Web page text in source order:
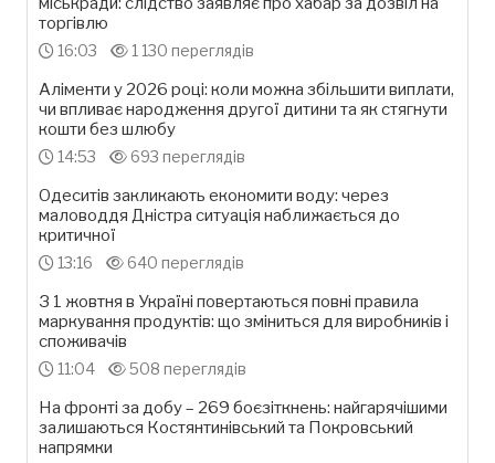
торгівлю
16:03 1 130 переглядів
Аліменти у 2026 році: коли можна збільшити виплати,
чи впливає народження другої дитини та як стягнути
кошти без шлюбу
14:53 693 переглядів
Одеситів закликають економити воду: через
маловоддя Дністра ситуація наближається до
критичної
13:16 640 переглядів
З 1 жовтня в Україні повертаються повні правила
маркування продуктів: що зміниться для виробників і
споживачів
11:04 508 переглядів
На фронті за добу – 269 боєзіткнень: найгарячішими
залишаються Костянтинівський та Покровський
напрямки